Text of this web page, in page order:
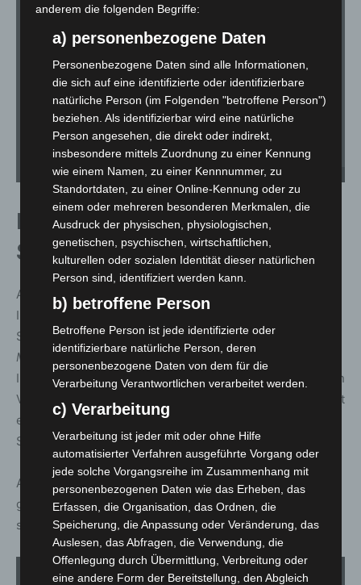
Eröffnung der Zeltparty. - Foto: Feuerwehr Garbsen
Festumzug und Ausklang am
Sonntag
Am Sonntag fand der Festumzug durch Altgarbsen statt.
In der Mittagszeit nutzte man eine Regenpause für den
Start des Zuges, der unter musikalischer Begleitung der
Musikfreunde Osterwald UEdurch den Ort führte.
Insgesamt zwölf Gruppen aus Feuerwehren und örtlichen
Vereinen nahmen daran teil. Zuvor wurden sie im Festzelt
erneut von Ortsbrandmeister Cremer und seinem
Stellvertreter Ochmann begrüßt.
Auf dem Festplatz klangen die Feierlichkeiten bei
geselligem Zusammensein und guter Stimmung am
späten Nachmittag aus.
1von 2
anderem die folgenden Begriffe:
a) personenbezogene Daten
Personenbezogene Daten sind alle Informationen,
die sich auf eine identifizierte oder identifizierbare
natürliche Person (im Folgenden "betroffene Person")
beziehen. Als identifizierbar wird eine natürliche
Person angesehen, die direkt oder indirekt,
insbesondere mittels Zuordnung zu einer Kennung
wie einem Namen, zu einer Kennnummer, zu
Standortdaten, zu einer Online-Kennung oder zu
einem oder mehreren besonderen Merkmalen, die
Ausdruck der physischen, physiologischen,
genetischen, psychischen, wirtschaftlichen,
kulturellen oder sozialen Identität dieser natürlichen
Person sind, identifiziert werden kann.
b) betroffene Person
Betroffene Person ist jede identifizierte oder
identifizierbare natürliche Person, deren
personenbezogene Daten von dem für die
Verarbeitung Verantwortlichen verarbeitet werden.
c) Verarbeitung
Verarbeitung ist jeder mit oder ohne Hilfe
automatisierter Verfahren ausgeführte Vorgang oder
jede solche Vorgangsreihe im Zusammenhang mit
personenbezogenen Daten wie das Erheben, das
Erfassen, die Organisation, das Ordnen, die
Speicherung, die Anpassung oder Veränderung, das
Auslesen, das Abfragen, die Verwendung, die
Offenlegung durch Übermittlung, Verbreitung oder
eine andere Form der Bereitstellung, den Abgleich